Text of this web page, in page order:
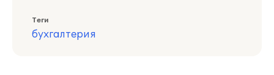
Теги
бухгалтерия